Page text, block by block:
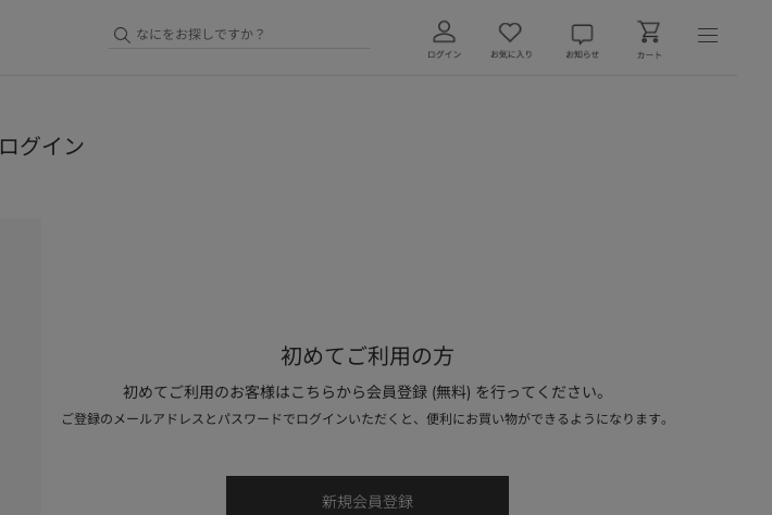
ログイン
初めてご利用の方
初めてご利用のお客様はこちらから会員登録 (無料) を行ってください。
ご登録のメールアドレスとパスワードでログインいただくと、便利にお買い物ができるようになります。